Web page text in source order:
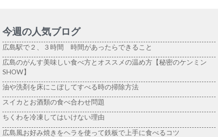
今週の人気ブログ
広島駅で２、３時間 時間があったらできること
広島のがんす美味しい食べ方とオススメの温め方【秘密のケンミン
SHOW】
油や洗剤を床にこぼしてすべる時の掃除方法
スイカとお酒類の食べ合わせ問題
ちくわを冷凍してはいけない理由
広島風お好み焼きをヘラを使って鉄板で上手に食べるコツ